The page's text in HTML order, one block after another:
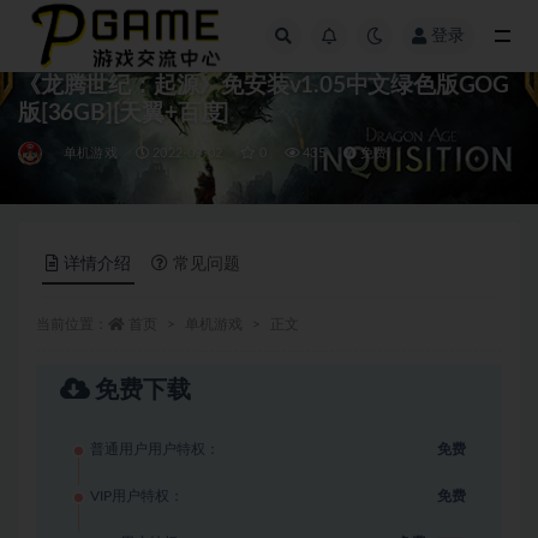
登录
《龙腾世纪：起源》免安装v1.05中文绿色版GOG
版[36GB][天翼+百度]
单机游戏 2022-09-02 435 免费
详情介绍 常见问题
免费下载
普通用户用户特权： 免费
VIP用户特权： 免费
全部